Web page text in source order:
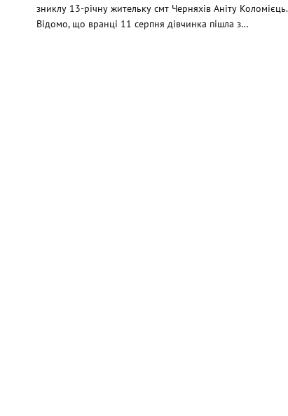
зниклу 13-річну жительку смт Черняхів Аніту Коломієць.
Відомо, що вранці 11 серпня дівчинка пішла з…